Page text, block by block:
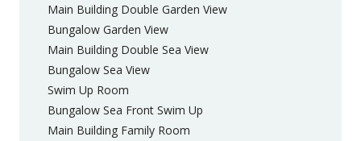
Main Building Double Garden View
Bungalow Garden View
Main Building Double Sea View
Bungalow Sea View
Swim Up Room
Bungalow Sea Front Swim Up
Main Building Family Room